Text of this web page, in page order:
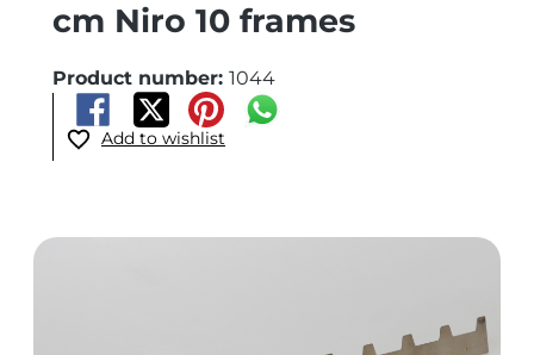
cm Niro 10 frames
Product number: 1044
Add to wishlist
Skip image gallery